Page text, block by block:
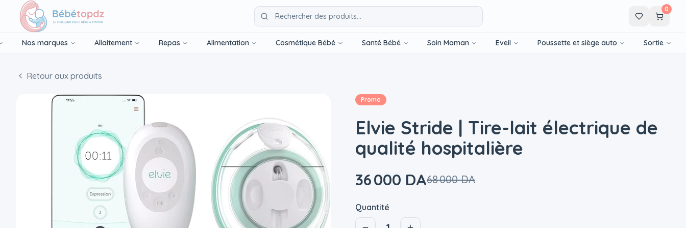
0
Nos marques Allaitement Repas Alimentation Cosmétique Bébé Santé Bébé Soin Maman Eveil Poussette et siège auto Sortie
Retour aux produits
Promo
Elvie Stride | Tire-lait électrique de
qualité hospitalière
36 000 DA
| 68 000 DA
Quantité